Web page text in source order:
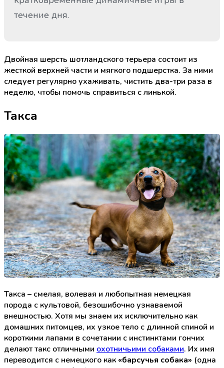
течение дня.
Двойная шерсть шотландского терьера состоит из
жесткой верхней части и мягкого подшерстка. За ними
следует регулярно ухаживать, чистить два-три раза в
неделю, чтобы помочь справиться с линькой.
Такса
Такса – смелая, волевая и любопытная немецкая
порода с культовой, безошибочно узнаваемой
внешностью. Хотя мы знаем их исключительно как
домашних питомцев, их узкое тело с длинной спиной и
короткими лапами в сочетании с инстинктами гончих
делают такс отличными охотничьими собаками. Их имя
переводится с немецкого как «барсучья собака» (одна